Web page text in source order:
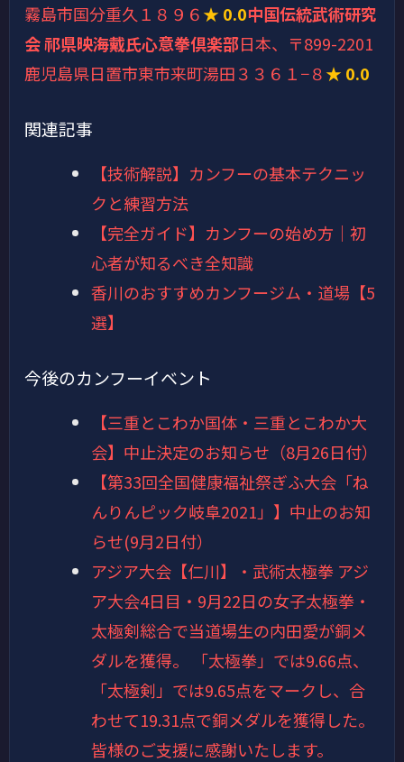
霧島市国分重久１８９６★ 0.0中国伝統武術研究
会 祁県映海戴氏心意拳倶楽部日本、〒899-2201
鹿児島県日置市東市来町湯田３３６１−８★ 0.0
関連記事
【技術解説】カンフーの基本テクニッ
クと練習方法
【完全ガイド】カンフーの始め方｜初
心者が知るべき全知識
香川のおすすめカンフージム・道場【5
選】
今後のカンフーイベント
【三重とこわか国体・三重とこわか大
会】中止決定のお知らせ（8月26日付）
【第33回全国健康福祉祭ぎふ大会「ね
んりんピック岐阜2021」】中止のお知
らせ(9月2日付）
アジア大会【仁川】・武術太極拳 アジ
ア大会4日目・9月22日の女子太極拳・
太極剣総合で当道場生の内田愛が銅メ
ダルを獲得。 「太極拳」では9.66点、
「太極剣」では9.65点をマークし、合
わせて19.31点で銅メダルを獲得した。
皆様のご支援に感謝いたします。